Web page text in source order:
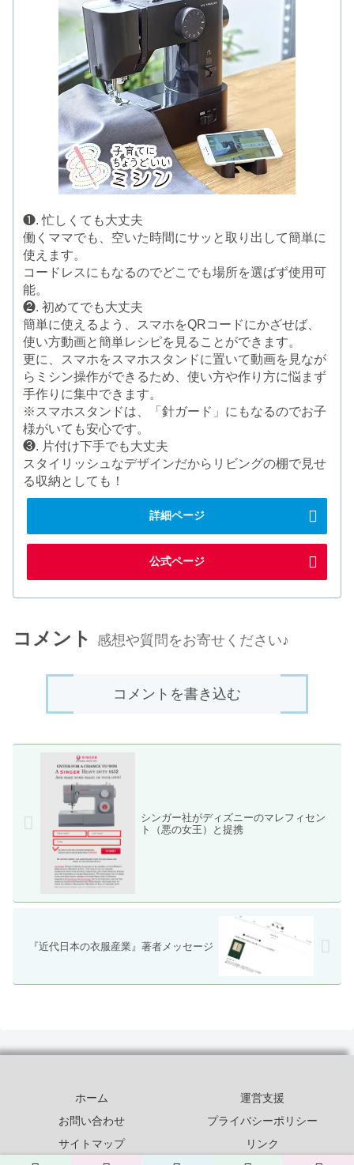
❶. 忙しくても大丈夫
働くママでも、空いた時間にサッと取り出して簡単に
使えます。
コードレスにもなるのでどこでも場所を選ばず使用可
能。
❷. 初めてでも大丈夫
簡単に使えるよう、スマホをQRコードにかざせば、
使い方動画と簡単レシピを見ることができます。
更に、スマホをスマホスタンドに置いて動画を見なが
らミシン操作ができるため、使い方や作り方に悩まず
手作りに集中できます。
※スマホスタンドは、「針ガード」にもなるのでお子
様がいても安心です。
❸. 片付け下手でも大丈夫
スタイリッシュなデザインだからリビングの棚で見せ
る収納としても！
詳細ページ
公式ページ
コメント 感想や質問をお寄せください♪
コメントを書き込む
シンガー社がディズニーのマレフィセン
ト（悪の女王）と提携
『近代日本の衣服産業』著者メッセージ
ホーム
運営支援
お問い合わせ
プライバシーポリシー
サイトマップ
リンク